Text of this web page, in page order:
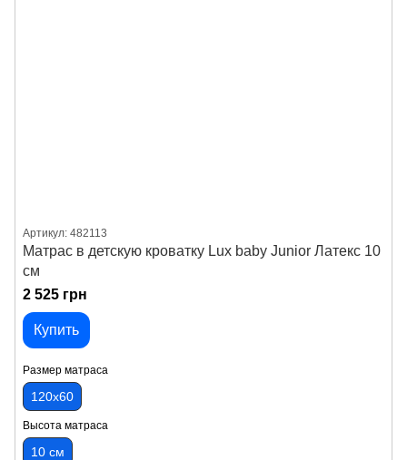
Артикул: 482113
Матрас в детскую кроватку Lux baby Junior Латекс 10
см
2 525 грн
Купить
Размер матраса
120х60
Высота матраса
10 см